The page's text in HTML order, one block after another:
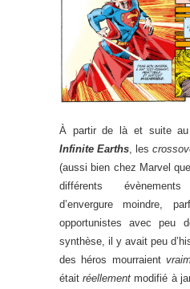
À partir de là et suite
Infinite Earths , les
(aussi bien chez Marvel
différents
d’envergure moindre,
opportunistes avec peu
synthèse, il y avait peu
des héros mourraient
étaitréellement modifié à